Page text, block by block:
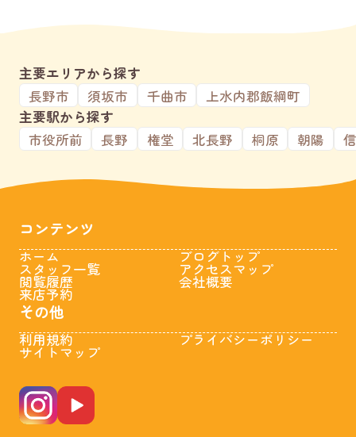
主要エリアから探す
長野市
須坂市 千曲市
上水内郡飯綱町
主要駅から探す
市役所前
長野 権堂 北長野 桐原 朝陽
コンテンツ
ホーム
スタッフ一覧
閲覧履歴
来店予約
ブログトップ
アクセスマップ
会社概要
その他
利用規約
サイトマップ
プライバシーポリシー